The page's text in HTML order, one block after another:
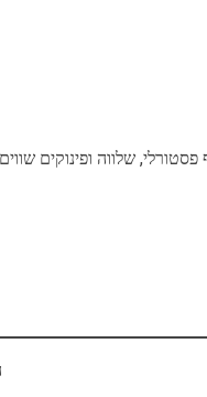
שלווה ופינוקים